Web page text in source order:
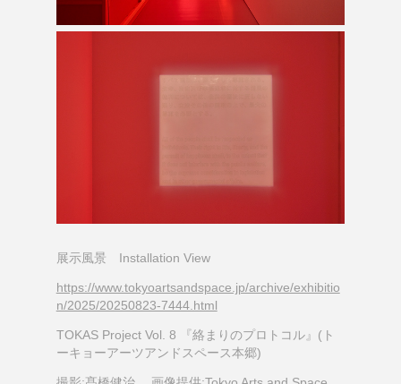
展示風景 Installation View
https://www.tokyoartsandspace.jp/archive/exhibitio
n/2025/20250823-7444.html
TOKAS Project Vol. 8 『絡まりのプロトコル』(ト
ーキョーアーツアンドスペース本郷)